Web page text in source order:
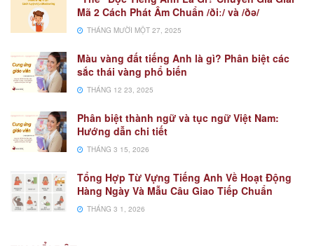
Mã 2 Cách Phát Âm Chuẩn /ðiː/ và /ðə/
THÁNG MƯỜI MỘT 27, 2025
Màu vàng đất tiếng Anh là gì? Phân biệt các
sắc thái vàng phổ biến
THÁNG 12 23, 2025
Phân biệt thành ngữ và tục ngữ Việt Nam:
Hướng dẫn chi tiết
THÁNG 3 15, 2026
Tổng Hợp Từ Vựng Tiếng Anh Về Hoạt Động
Hàng Ngày Và Mẫu Câu Giao Tiếp Chuẩn
THÁNG 3 1, 2026